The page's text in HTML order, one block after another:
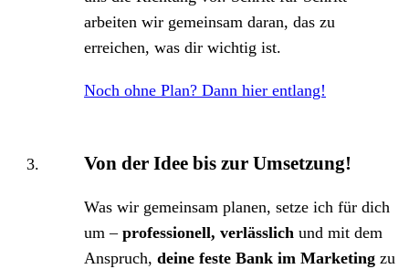
arbeiten wir gemeinsam daran, das zu
erreichen, was dir wichtig ist.
Noch ohne Plan? Dann hier entlang!
Von der Idee bis zur Umsetzung!
Was wir gemeinsam planen, setze ich für dich
um – professionell, verlässlich und mit dem
Anspruch, deine feste Bank im Marketing zu